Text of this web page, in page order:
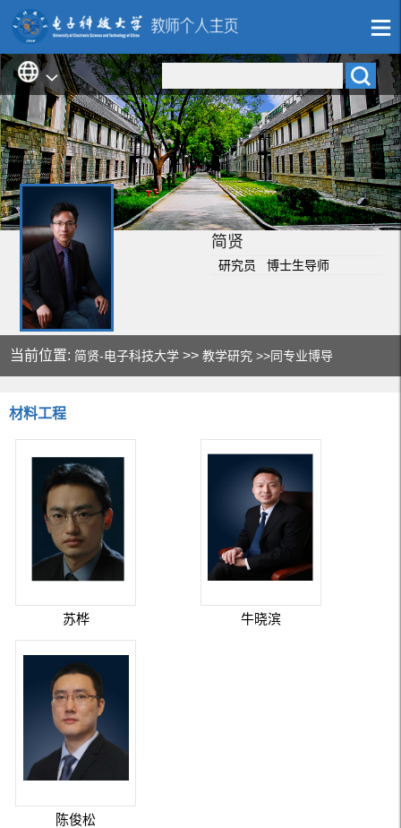
简贤
研究员 博士生导师
当前位置: 简贤-电子科技大学 >>教学研究 >>同专业博导
材料工程
苏桦 牛晓滨
陈俊松